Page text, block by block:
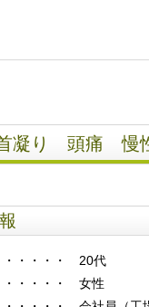
り 頭痛 慢性
・・・・
20代
・・・・
女性